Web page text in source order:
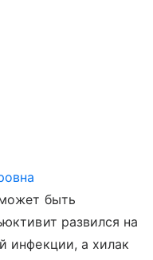
быть
развился на
инфекции, а хилак